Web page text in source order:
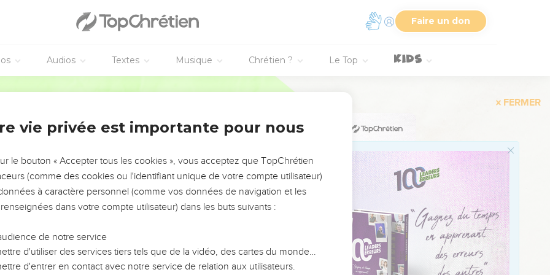
Faire un don
Audios Textes Musique Chrétien ? Le Top
Melchi, de Janna, de Joseph,
de Zorobabel, de Salathiel, de Néri,
d'Elmodam, d'Er,
Jorim, de Matthat, de Lévi,
Joseph, de Jonan, d'Éliakim,
Mattatha, de Nathan,
de Booz, de Salmon, de Naasson,
de Pharès, de Juda,
de Thara, de Nachor,
Phalek, d'Éber, de Sala,
vie privée est importante pour nous
le bouton « Accepter tous les cookies », vous acceptez que TopChrétien
(comme des cookies ou l'identifiant unique de votre compte utilisateur)
à caractère personnel (comme vos données de navigation et les
dans votre compte utilisateur) dans les buts suivants :
de notre service
d'utiliser des services tiers tels que de la vidéo, des cartes du monde…
d'entrer en contact avec notre service de relation aux utilisateurs.